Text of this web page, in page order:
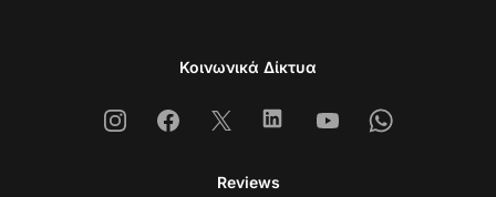
Κοινωνικά Δίκτυα
InstagramFacebook
X LinkedinYoutubeWhatsapp
Reviews